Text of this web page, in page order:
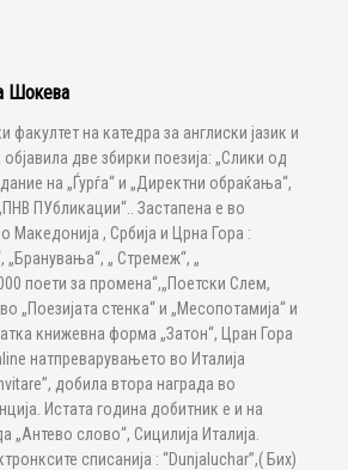
Шокева
на катедра за англиски јазик и
две збирки поезија: „Слики од
на „Ѓурѓа“ и „Директни обраќања“,
ПУбликации“.. Застапена е во
Македонија , Србија и Црна Гора :
„Бранувања“, „ Стремеж“, „
поети за промена“,„Поетски Слем,
„Поезијата стенка“ и „Месопотамија“ и
книжевна форма „Затон“, Цран Гора
натпреварувањето во Италија
добила втора награда во
Истата година добитник е и на
„Антево слово“, Сицилија Италија.
списанија : “Dunjaluchar”,( Бих)